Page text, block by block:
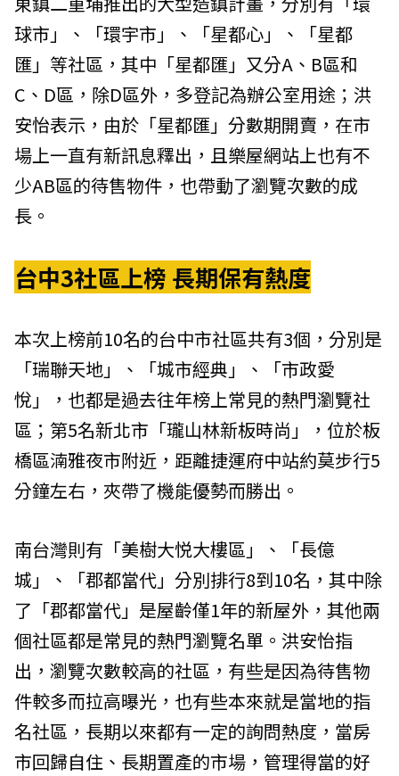
球市」、「環宇市」、「星都心」、「星都
匯」等社區，其中「星都匯」又分A、B區和
C、D區，除D區外，多登記為辦公室用途；洪
安怡表示，由於「星都匯」分數期開賣，在市
場上一直有新訊息釋出，且樂屋網站上也有不
少AB區的待售物件，也帶動了瀏覽次數的成
長。
台中3社區上榜 長期保有熱度
本次上榜前10名的台中市社區共有3個，分別是
「瑞聯天地」、「城市經典」、「市政愛
悅」，也都是過去往年榜上常見的熱門瀏覽社
區；第5名新北市「瓏山林新板時尚」，位於板
橋區湳雅夜市附近，距離捷運府中站約莫步行5
分鐘左右，夾帶了機能優勢而勝出。
南台灣則有「美樹大悦大樓區」、「長億
城」、「郡都當代」分別排行8到10名，其中除
了「郡都當代」是屋齡僅1年的新屋外，其他兩
個社區都是常見的熱門瀏覽名單。洪安怡指
出，瀏覽次數較高的社區，有些是因為待售物
件較多而拉高曝光，也有些本來就是當地的指
名社區，長期以來都有一定的詢問熱度，當房
市回歸自住、長期置產的市場，管理得當的好